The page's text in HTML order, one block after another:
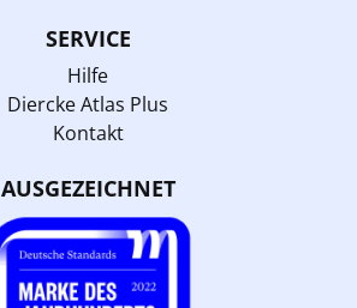
SERVICE
Hilfe
Diercke Atlas Plus
Kontakt
AUSGEZEICHNET